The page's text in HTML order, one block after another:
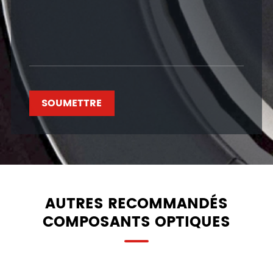
SOUMETTRE
AUTRES RECOMMANDÉS
COMPOSANTS OPTIQUES